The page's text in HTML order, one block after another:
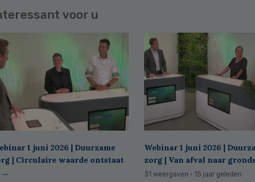
voor u
1 juni 2026 | Duurzame
| Circulaire waarde ontstaat
Webinar 1 juni 2026 |
zorg | Van afval naar
31 weergaven · 15 jaar geleden